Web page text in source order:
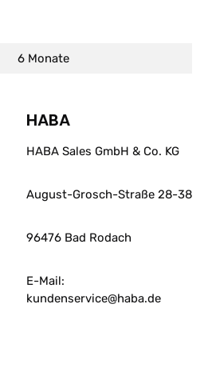
6 Monate
HABA
HABA Sales GmbH & Co. KG
August-Grosch-Straße 28-38
96476 Bad Rodach
E-Mail:
kundenservice@haba.de